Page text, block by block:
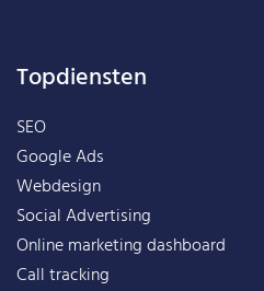
Topdiensten
SEO
Google Ads
Webdesign
Social Advertising
Online marketing dashboard
Call tracking